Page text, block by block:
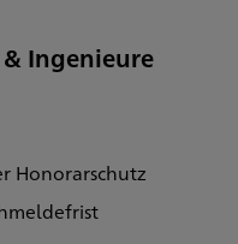
Ingenieure
Honorarschutz